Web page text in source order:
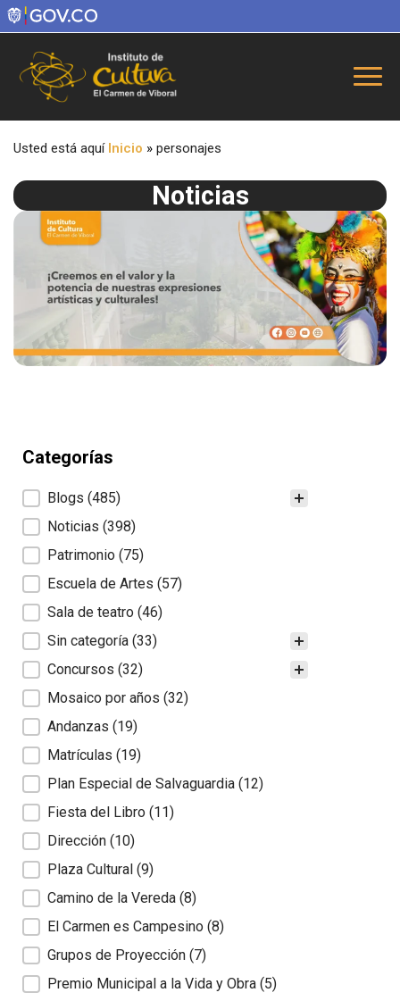
Usted está aquí Inicio » personajes
Noticias
Categorías
Categorías
Blogs (485)
Noticias (398)
Patrimonio (75)
Escuela de Artes (57)
Sala de teatro (46)
Sin categoría (33)
Concursos (32)
Mosaico por años (32)
Andanzas (19)
Matrículas (19)
Plan Especial de Salvaguardia (12)
Fiesta del Libro (11)
Dirección (10)
Plaza Cultural (9)
Camino de la Vereda (8)
El Carmen es Campesino (8)
Grupos de Proyección (7)
Premio Municipal a la Vida y Obra (5)